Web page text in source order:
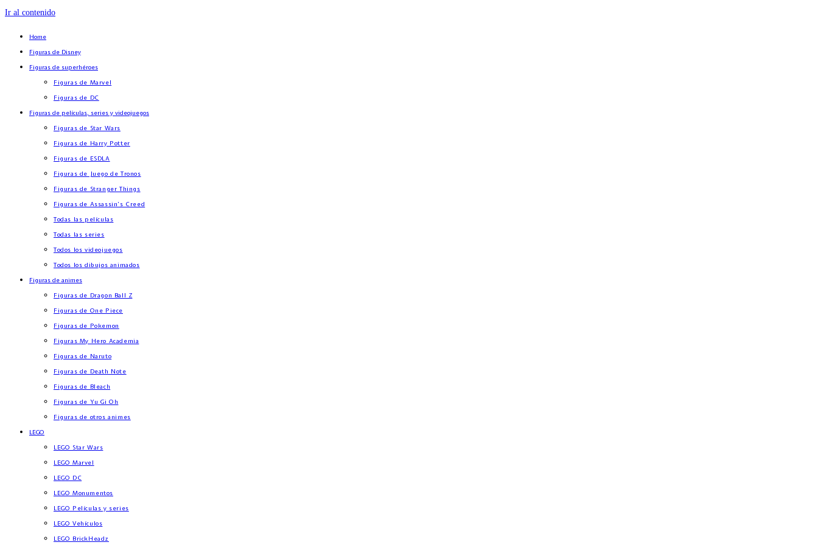
Ir al contenido
Home
Figuras de Disney
Figuras de superhéroes
Figuras de Marvel
Figuras de DC
Figuras de películas, series y videojuegos
Figuras de Star Wars
Figuras de Harry Potter
Figuras de ESDLA
Figuras de Juego de Tronos
Figuras de Stranger Things
Figuras de Assassin’s Creed
Todas las películas
Todas las series
Todos los videojuegos
Todos los dibujos animados
Figuras de animes
Figuras de Dragon Ball Z
Figuras de One Piece
Figuras de Pokemon
Figuras My Hero Academia
Figuras de Naruto
Figuras de Death Note
Figuras de Bleach
Figuras de Yu Gi Oh
Figuras de otros animes
LEGO
LEGO Star Wars
LEGO Marvel
LEGO DC
LEGO Monumentos
LEGO Películas y series
LEGO Vehículos
LEGO BrickHeadz